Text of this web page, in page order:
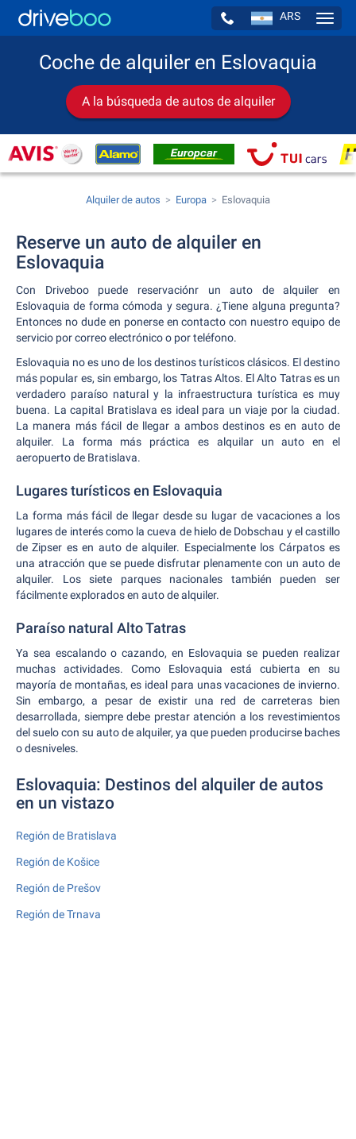
ARS
Coche de alquiler en Eslovaquia
A la búsqueda de autos de alquiler
Alquiler de autos Europa Eslovaquia
Reserve un auto de alquiler en
Eslovaquia
Con Driveboo puede reservaciónr un auto de alquiler en
Eslovaquia de forma cómoda y segura. ¿Tiene alguna pregunta?
Entonces no dude en ponerse en contacto con nuestro equipo de
servicio por correo electrónico o por teléfono.
Eslovaquia no es uno de los destinos turísticos clásicos. El destino
más popular es, sin embargo, los Tatras Altos. El Alto Tatras es un
verdadero paraíso natural y la infraestructura turística es muy
buena. La capital Bratislava es ideal para un viaje por la ciudad.
La manera más fácil de llegar a ambos destinos es en auto de
alquiler. La forma más práctica es alquilar un auto en el
aeropuerto de Bratislava.
Lugares turísticos en Eslovaquia
La forma más fácil de llegar desde su lugar de vacaciones a los
lugares de interés como la cueva de hielo de Dobschau y el castillo
de Zipser es en auto de alquiler. Especialmente los Cárpatos es
una atracción que se puede disfrutar plenamente con un auto de
alquiler. Los siete parques nacionales también pueden ser
fácilmente explorados en auto de alquiler.
Paraíso natural Alto Tatras
Ya sea escalando o cazando, en Eslovaquia se pueden realizar
muchas actividades. Como Eslovaquia está cubierta en su
mayoría de montañas, es ideal para unas vacaciones de invierno.
Sin embargo, a pesar de existir una red de carreteras bien
desarrollada, siempre debe prestar atención a los revestimientos
del suelo con su auto de alquiler, ya que pueden producirse baches
o desniveles.
Eslovaquia: Destinos del alquiler de autos
en un vistazo
Región de Bratislava
Región de Košice
Región de Prešov
Región de Trnava